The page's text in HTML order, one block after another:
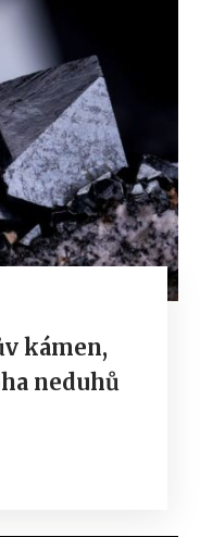
kámen,
neduhů